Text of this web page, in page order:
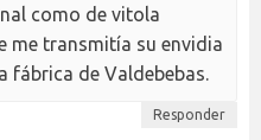
como de vitola
me transmitía su envidia
fábrica de Valdebebas.
Responder